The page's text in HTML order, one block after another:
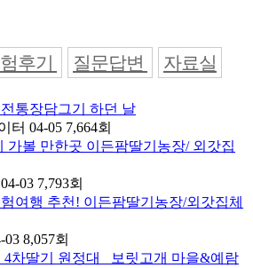
후기 질문답변 자료실
통장담그기 하던 날
터 04-05 7,664회
가볼 만한곳 이든팜딸기농장/ 외갓집
04-03 7,793회
여행 추천! 이든팜딸기농장/외갓집체
03 8,057회
4차딸기 원정대 _보릿고개 마을&예람